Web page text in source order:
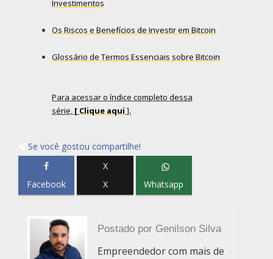
Investimentos
Os Riscos e Benefícios de Investir em Bitcoin
Glossário de Termos Essenciais sobre Bitcoin
Para acessar o índice completo dessa
série, [ Clique aqui ].
Se você gostou compartilhe!
Facebook
X
X
Whatsapp
Postado por Genilson Silva
Empreendedor com mais de